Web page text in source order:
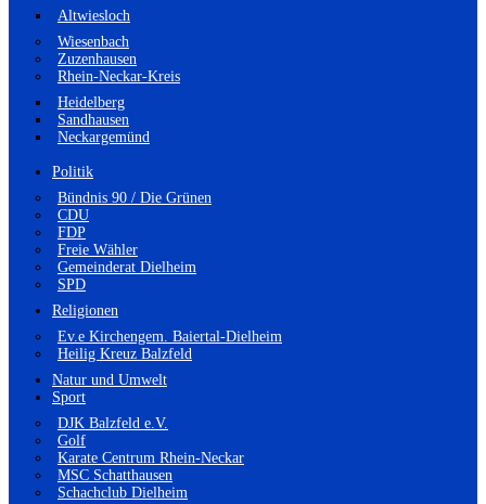
Altwiesloch
Wiesenbach
Zuzenhausen
Rhein-Neckar-Kreis
Heidelberg
Sandhausen
Neckargemünd
Politik
Bündnis 90 / Die Grünen
CDU
FDP
Freie Wähler
Gemeinderat Dielheim
SPD
Religionen
Ev.e Kirchengem. Baiertal-Dielheim
Heilig Kreuz Balzfeld
Natur und Umwelt
Sport
DJK Balzfeld e.V.
Golf
Karate Centrum Rhein-Neckar
MSC Schatthausen
Schachclub Dielheim